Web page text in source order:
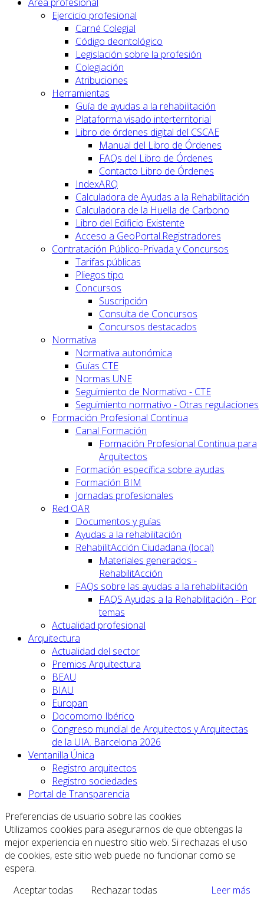
Ejercicio profesional
Carné Colegial
Código deontológico
Legislación sobre la profesión
Colegiación
Atribuciones
Herramientas
Guía de ayudas a la rehabilitación
Plataforma visado interterritorial
Libro de órdenes digital del CSCAE
Manual del Libro de Órdenes
FAQs del Libro de Órdenes
Contacto Libro de Órdenes
IndexARQ
Calculadora de Ayudas a la Rehabilitación
Calculadora de la Huella de Carbono
Libro del Edificio Existente
Acceso a GeoPortal.Registradores
Contratación Público-Privada y Concursos
Tarifas públicas
Pliegos tipo
Concursos
Suscripción
Consulta de Concursos
Concursos destacados
Normativa
Normativa autonómica
Guías CTE
Normas UNE
Seguimiento de Normativo - CTE
Seguimiento normativo - Otras regulaciones
Formación Profesional Continua
Canal Formación
Formación Profesional Continua para
Arquitectos
Formación específica sobre ayudas
Formación BIM
Jornadas profesionales
Red OAR
Documentos y guías
Ayudas a la rehabilitación
RehabilitAcción Ciudadana (local)
Materiales generados -
RehabilitAcción
FAQs sobre las ayudas a la rehabilitación
FAQS Ayudas a la Rehabilitación - Por
temas
Actualidad profesional
Arquitectura
Actualidad del sector
Premios Arquitectura
BEAU
BIAU
Europan
Docomomo Ibérico
Congreso mundial de Arquitectos y Arquitectas
de la UIA. Barcelona 2026
Ventanilla Única
Registro arquitectos
Registro sociedades
Portal de Transparencia
Preferencias de usuario sobre las cookies
Utilizamos cookies para asegurarnos de que obtengas la
mejor experiencia en nuestro sitio web. Si rechazas el uso
de cookies, este sitio web puede no funcionar como se
espera.
Aceptar todas
Rechazar todas Leer más